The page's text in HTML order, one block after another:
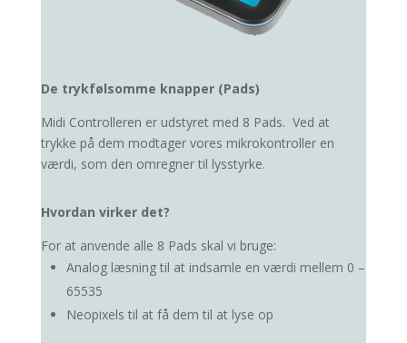
De trykfølsomme knapper (Pads)
Midi Controlleren er udstyret med 8 Pads. Ved at
trykke på dem modtager vores mikrokontroller en
værdi, som den omregner til lysstyrke.
Hvordan virker det?
For at anvende alle 8 Pads skal vi bruge:
Analog læsning til at indsamle en værdi mellem 0 –
65535
Neopixels til at få dem til at lyse op